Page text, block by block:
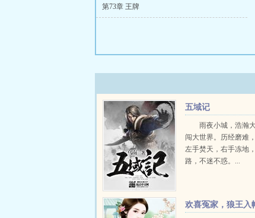
第73章 王牌
五域记
雨夜小城，浩瀚
闯大世界。历经磨难
左手焚天，右手冻地
路，不迷不惑。...
欢喜冤家，狼王入